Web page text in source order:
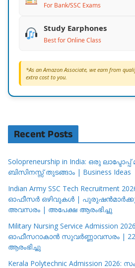
For Bank/SSC Exams
Study Earphones
Best for Online Class
*As an Amazon Associate, we earn from
extra cost to you.
Recent Posts
Solopreneurship in India: ഒരു
ബിസിനസ്സ് തുടങ്ങാം | Business Ideas
Indian Army SSC Tech Recruitment
ഓഫീസർ ഒഴിവുകൾ |
അവസരം | അപേക്ഷ ആരംഭിച്ചു
Military Nursing Service Admission
ഓഫീസറാകാൻ സുവർണ്ണാവസരം |
ആരംഭിച്ചു
Kerala Polytechnic Admission